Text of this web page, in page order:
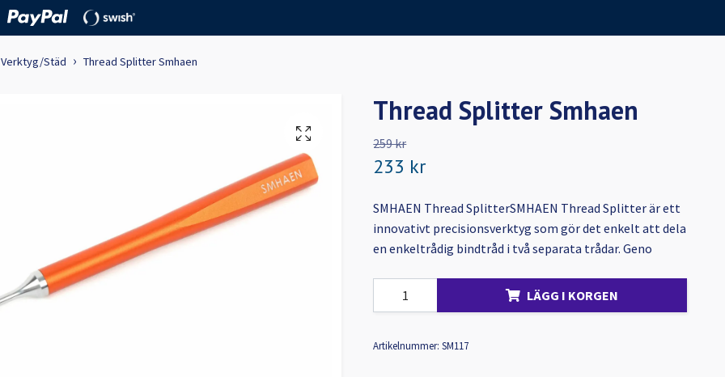
Verktyg/Städ Thread Splitter Smhaen
Thread Splitter Smhaen
259 kr
233 kr
SMHAEN Thread SplitterSMHAEN Thread Splitter är ett
innovativt precisionsverktyg som gör det enkelt att dela
en enkeltrådig bindtråd i två separata trådar. Geno
LÄGG I KORGEN
Artikelnummer: SM117